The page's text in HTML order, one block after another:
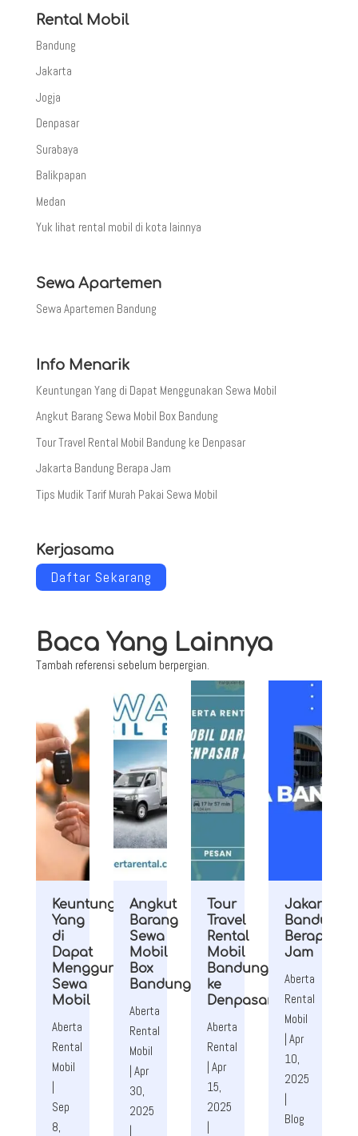
Rental Mobil
Bandung
Jakarta
Jogja
Denpasar
Surabaya
Balikpapan
Medan
Yuk lihat rental mobil di kota lainnya
Sewa Apartemen
Sewa Apartemen Bandung
Info Menarik
Keuntungan Yang di Dapat Menggunakan Sewa Mobil
Angkut Barang Sewa Mobil Box Bandung
Tour Travel Rental Mobil Bandung ke Denpasar
Jakarta Bandung Berapa Jam
Tips Mudik Tarif Murah Pakai Sewa Mobil
Kerjasama
Daftar Sekarang
Baca Yang Lainnya
Tambah referensi sebelum berpergian.
Keuntungan
Yang
di
Dapat
Menggunakan
Sewa
Mobil
Aberta
Rental
Mobil
Sep
8,
Angkut
Barang
Sewa
Mobil
Box
Bandung
Aberta
Rental
Mobil
Apr
30,
2025
Tour
Travel
Rental
Mobil
Bandung
ke
Denpasar
Aberta
Rental
Apr
15,
2025
Jakarta
Bandung
Berapa
Jam
Aberta
Rental
Mobil
Apr
10,
2025
Blog